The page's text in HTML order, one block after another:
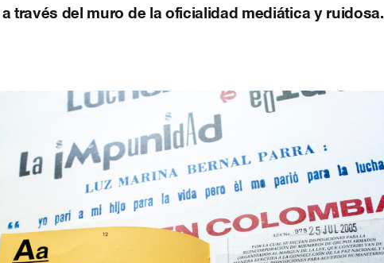
través del muro de la oficialidad mediática y ruidosa.